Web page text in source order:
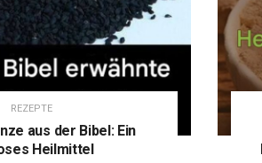
REZEPTE
aus der Bibel: Ein
Heilmittel